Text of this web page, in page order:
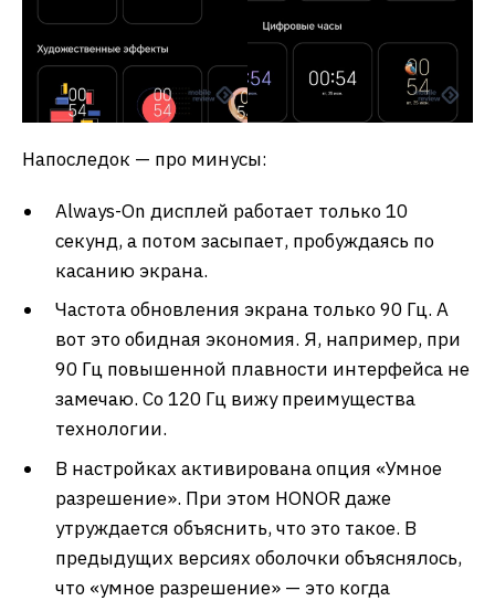
Напоследок — про минусы:
Always-On дисплей работает только 10
секунд, а потом засыпает, пробуждаясь по
касанию экрана.
Частота обновления экрана только 90 Гц. А
вот это обидная экономия. Я, например, при
90 Гц повышенной плавности интерфейса не
замечаю. Со 120 Гц вижу преимущества
технологии.
В настройках активирована опция «Умное
разрешение». При этом HONOR даже
утруждается объяснить, что это такое. В
предыдущих версиях оболочки объяснялось,
что «умное разрешение» — это когда